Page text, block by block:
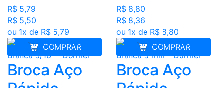
R$ 5,79
R$ 5,50
ou 1x de R$ 5,79
COMPRAR
R$ 8,80
R$ 8,36
ou 1x de R$ 8,80
COMPRAR
Broca Aço
Broca Aço